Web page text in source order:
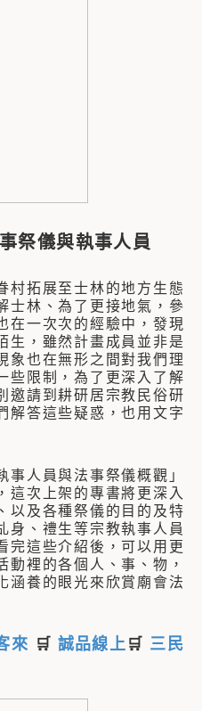
祭儀與執事人員
村拓展至士林的地方生態
士林、為了更接地氣，參
在一次次的經驗中，發現
生，雖然計畫成員並非是
象也在無形之間對我們理
些限制，為了更深入了解
邀請到耕研居宗教民俗研
解答這些疑惑，也用文字
事人員與法事祭儀概觀」
這次上架的專書將更深入
以及各種祭儀的目的及特
身、禮生等宗教執事人員
完這些介紹後，可以用更
動裡的各個人、事、物，
涵養的眼光來欣賞廟會法
來 🛒 誠品線上 🛒 三民